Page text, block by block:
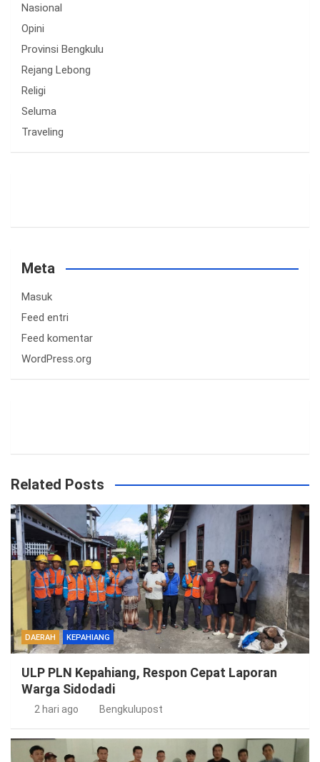
Nasional
Opini
Provinsi Bengkulu
Rejang Lebong
Religi
Seluma
Traveling
Meta
Masuk
Feed entri
Feed komentar
WordPress.org
Related Posts
DAERAH KEPAHIANG
ULP PLN Kepahiang, Respon Cepat Laporan
Warga Sidodadi
2 hari ago Bengkulupost